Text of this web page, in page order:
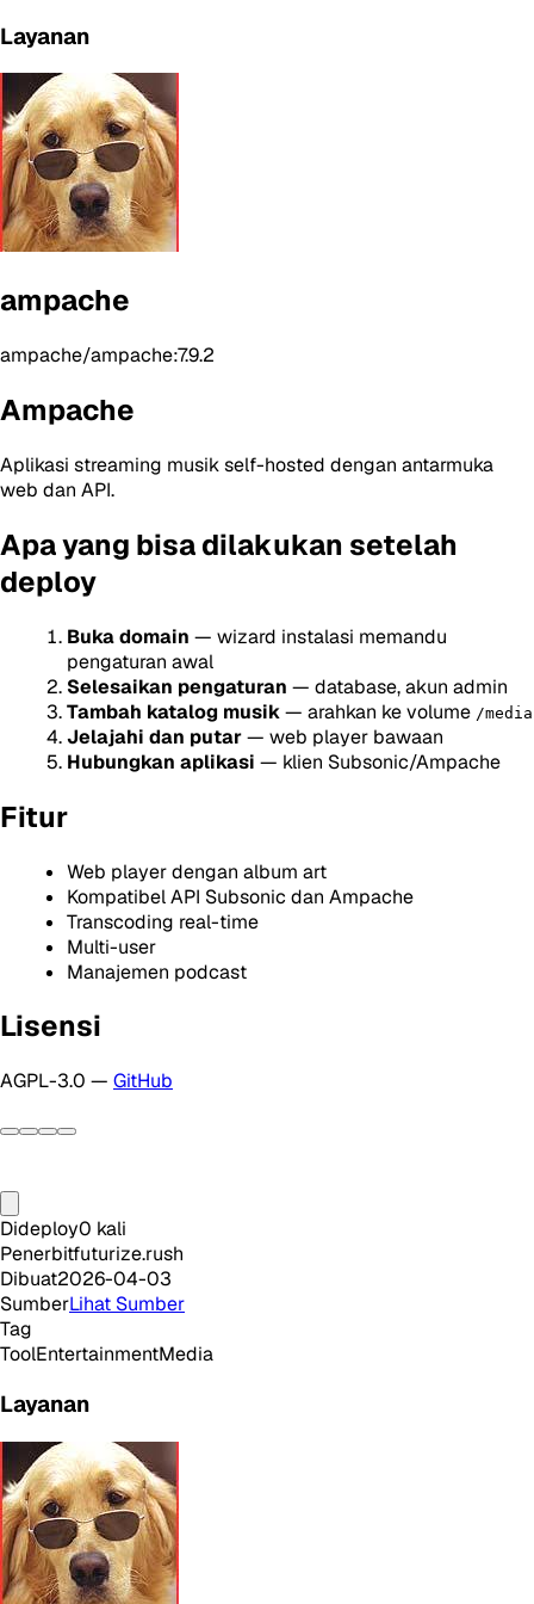
Layanan
ampache
ampache/ampache:7.9.2
Ampache
Aplikasi streaming musik self-hosted dengan antarmuka
web dan API.
Apa yang bisa dilakukan setelah
deploy
Buka domain — wizard instalasi memandu
pengaturan awal
Selesaikan pengaturan — database, akun admin
Tambah katalog musik— arahkan ke volume /media
Jelajahi dan putar— web player bawaan
Hubungkan aplikasi — klien Subsonic/Ampache
Fitur
Web player dengan album art
Kompatibel API Subsonic dan Ampache
Transcoding real-time
Multi-user
Manajemen podcast
Lisensi
AGPL-3.0 — GitHub
Dideploy0 kali
Penerbitfuturize.rush
Dibuat2026-04-03
SumberLihat Sumber
Tag
ToolEntertainmentMedia
Layanan